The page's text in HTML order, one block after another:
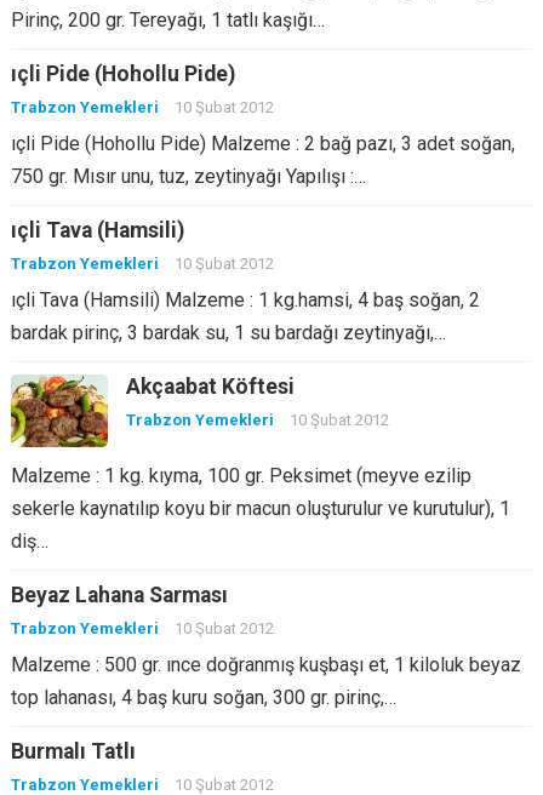
Pirinç, 200 gr. Tereyağı, 1 tatlı kaşığı…
ıçli Pide (Hohollu Pide)
Trabzon Yemekleri 10 Şubat 2012
ıçli Pide (Hohollu Pide) Malzeme : 2 bağ pazı, 3 adet soğan,
750 gr. Mısır unu, tuz, zeytinyağı Yapılışı :…
ıçli Tava (Hamsili)
Trabzon Yemekleri 10 Şubat 2012
ıçli Tava (Hamsili) Malzeme : 1 kg.hamsi, 4 baş soğan, 2
bardak pirinç, 3 bardak su, 1 su bardağı zeytinyağı,…
Akçaabat Köftesi
Trabzon Yemekleri 10 Şubat 2012
Malzeme : 1 kg. kıyma, 100 gr. Peksimet (meyve ezilip
sekerle kaynatılıp koyu bir macun oluşturulur ve kurutulur), 1
diş…
Beyaz Lahana Sarması
Trabzon Yemekleri 10 Şubat 2012
Malzeme : 500 gr. ınce doğranmış kuşbaşı et, 1 kiloluk beyaz
top lahanası, 4 baş kuru soğan, 300 gr. pirinç,…
Burmalı Tatlı
Trabzon Yemekleri 10 Şubat 2012